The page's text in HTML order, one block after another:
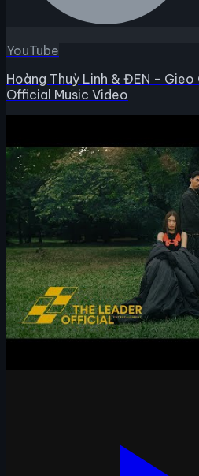
YouTube
Hoàng Thuỳ Linh & ĐEN - Gieo
Official Music Video